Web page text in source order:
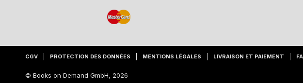
CGV PROTECTION DES DONNÉES MENTIONS LÉGALES LIVRAISON ET PAIEMENT
© Books on Demand GmbH, 2026